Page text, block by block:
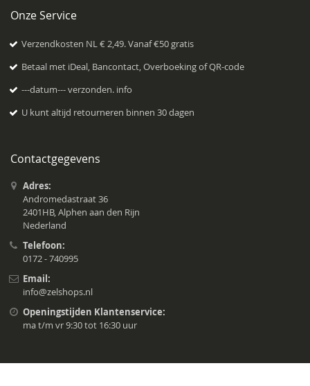
Onze Service
Verzendkosten NL € 2,49. Vanaf €50 gratis
Betaal met iDeal, Bancontact, Overboeking of QR-code
---datum--- verzonden. info
U kunt altijd retourneren binnen 30 dagen
Contactgegevens
Adres:
Andromedastraat 36
2401HB, Alphen aan den Rijn
Nederland
Telefoon:
0172 - 740995
Email:
info@zelshops.nl
Openingstijden Klantenservice:
ma t/m vr 9:30 tot 16:30 uur